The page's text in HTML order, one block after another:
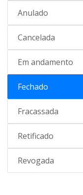
Anulado
Cancelada
Em andamento
Fechado
Fracassada
Retificado
Revogada